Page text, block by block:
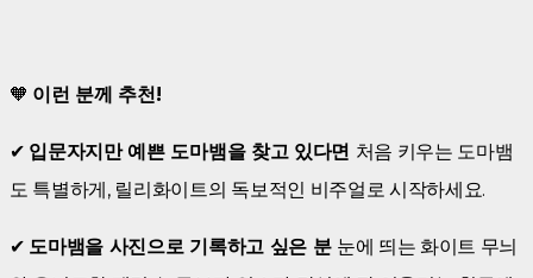
🧡 이런 분께 추천!
✔ 입문자지만 예쁜 도마뱀을 찾고 있다면 처음 키우는 도마뱀
도 특별하게, 릴리화이트의 독보적인 비주얼로 시작하세요.
✔ 도마뱀을 사진으로 기록하고 싶은 분 눈에 띄는 화이트 무늬